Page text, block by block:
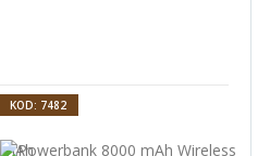
KOD: 7482